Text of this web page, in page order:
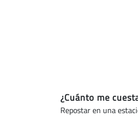
¿Cuánto me
Repostar en una